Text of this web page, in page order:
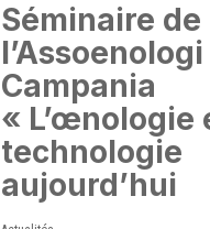
Séminaire de
l’Assoenologi
Campania
« L’œnologie
technologie
aujourd’hui